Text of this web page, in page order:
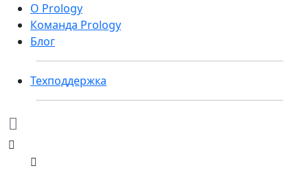
О Prology
Команда Prology
Блог
Техподдержка